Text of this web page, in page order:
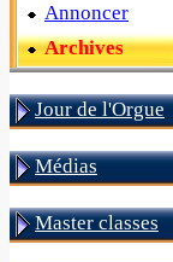
Annoncer
Archives
Jour de l'Orgue
Médias
Master classes